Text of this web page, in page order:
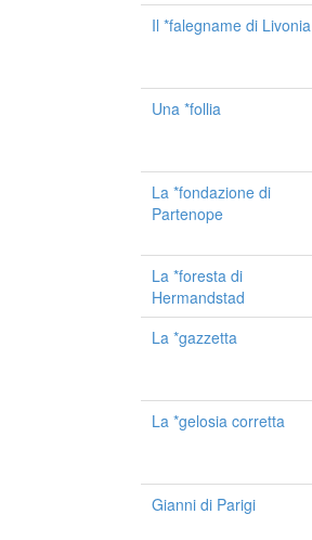
Il *falegname di Livonia
Una *follia
La *fondazione di
Partenope
La *foresta di
Hermandstad
La *gazzetta
La *gelosia corretta
Gianni di Parigi